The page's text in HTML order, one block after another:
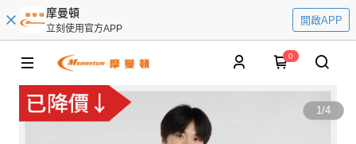
摩曼頓
立刻使用官方APP
開啟APP
0
1/4